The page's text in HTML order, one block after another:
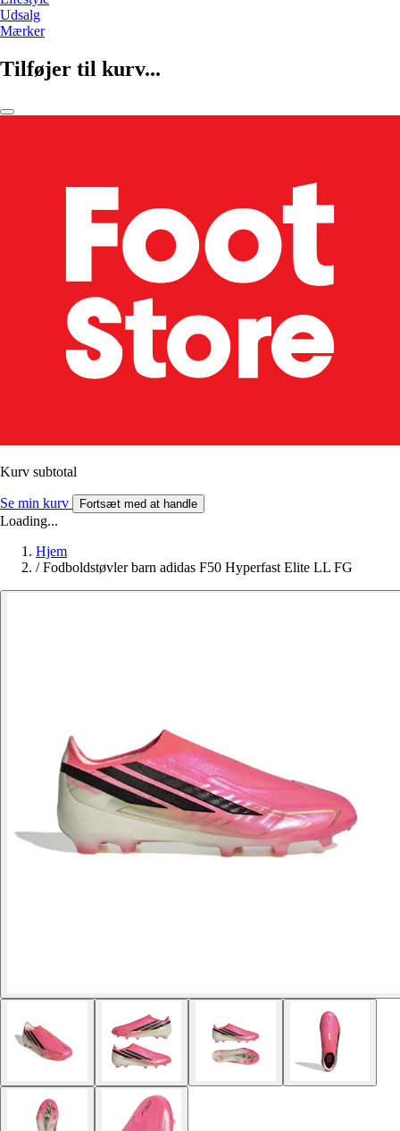
Udsalg
Mærker
Tilføjer til kurv...
Kurv subtotal
Se min kurv Fortsæt med at handle
Loading...
Hjem
/ Fodboldstøvler barn adidas F50 Hyperfast Elite LL FG